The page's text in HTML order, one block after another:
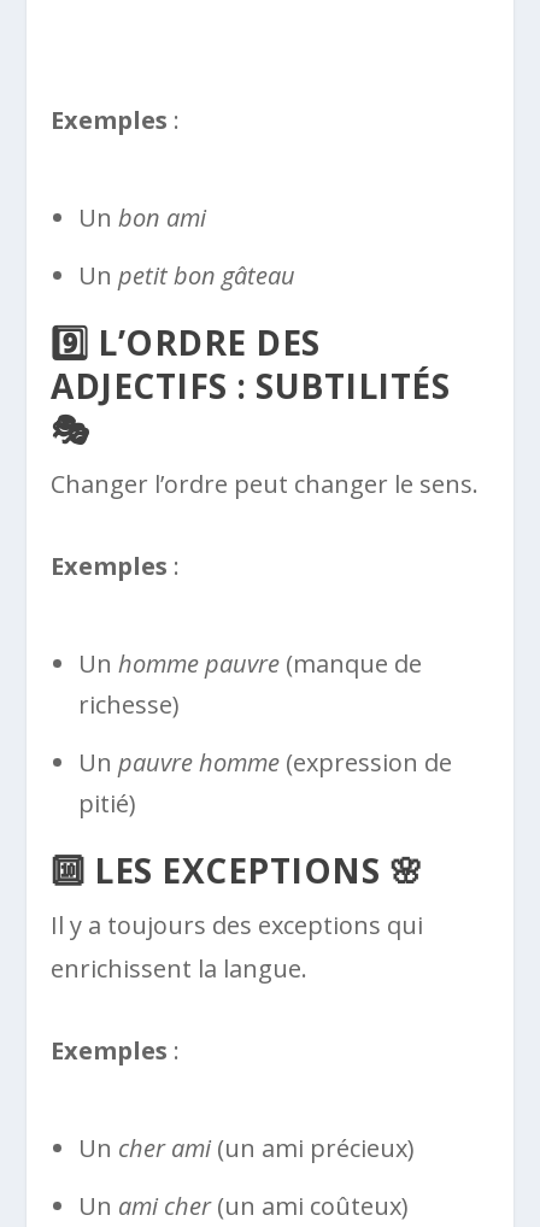
Exemples :
Unbon ami
Unpetit bon gâteau
9️⃣ L’ORDRE DES
ADJECTIFS : SUBTILITÉS
🎭
Changer l’ordre peut changer le sens.
Exemples :
Unhomme pauvre (manque de
richesse)
Unpauvre homme (expression de
pitié)
🔟 LES EXCEPTIONS 🌸
Il y a toujours des exceptions qui
enrichissent la langue.
Exemples :
Un cher ami (un ami précieux)
Un ami cher(un ami coûteux)